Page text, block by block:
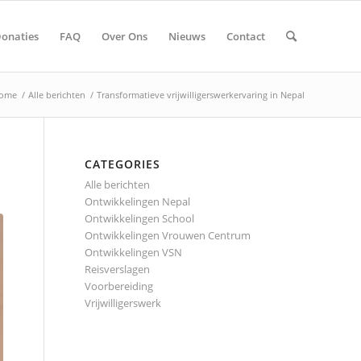
FAQ Over Ons Nieuws Contact
/ Alle berichten / Transformatieve vrijwilligerswerkervaring in Nepal
CATEGORIES
Alle berichten
Ontwikkelingen Nepal
Ontwikkelingen School
Ontwikkelingen Vrouwen Centrum
Ontwikkelingen VSN
Reisverslagen
Voorbereiding
Vrijwilligerswerk